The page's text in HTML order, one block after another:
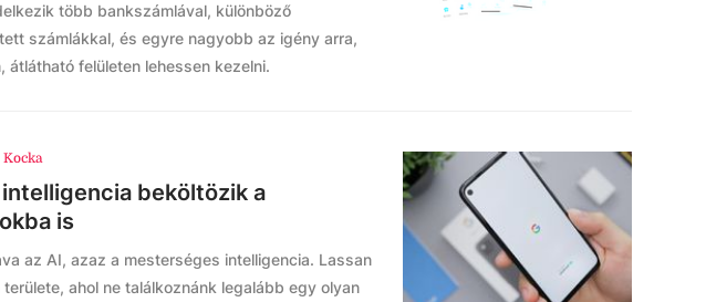
több bankszámlával, különböző
számlákkal, és egyre nagyobb az igény arra,
átlátható felületen lehessen kezelni.
Kocka
beköltözik a
is
az AI, azaz a mesterséges intelligencia. Lassan
ahol ne találkoznánk legalább egy olyan